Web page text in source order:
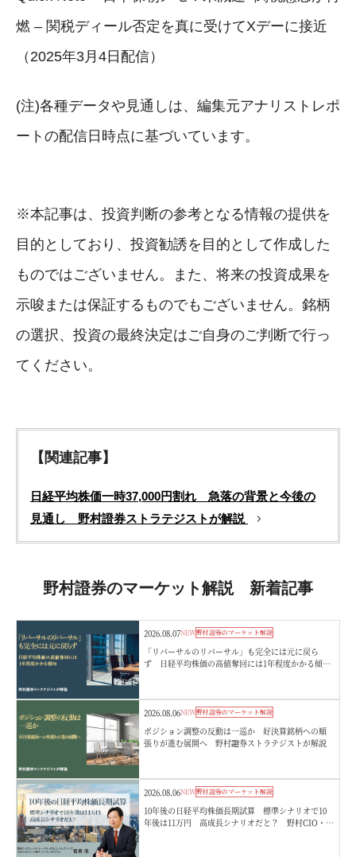
燃 – 関税ディール否定を真に受けてXデーに接近
（2025年3月4日配信）
(注)各種データや見通しは、編集元アナリストレポ
ートの配信日時点に基づいています。
※本記事は、投資判断の参考となる情報の提供を
目的としており、投資勧誘を目的として作成した
ものではございません。また、将来の投資成果を
示唆または保証するものでもございません。銘柄
の選択、投資の最終決定はご自身のご判断で行っ
てください。
【関連記事】
日経平均株価一時37,000円割れ 急落の背景と今後の
見通し 野村證券ストラテジストが解説
野村證券のマーケット解説 新着記事
2026.08.07NEW野村證券のマーケット解説
「リバーサルのリバーサル」も完全には元に戻ら
ず 日経平均株価の高値奪回には1年程度かかる傾
2026.08.06NEW野村證券のマーケット解説
ポジション調整の反動は一巡か 好決算銘柄への順
張りが進む展開へ 野村證券ストラテジストが解説
2026.08.06NEW野村證券のマーケット解説
10年後の日経平均株価長期試算 標準シナリオで10
年後は11万円 高成長シナリオだと？ 野村CIO・宮